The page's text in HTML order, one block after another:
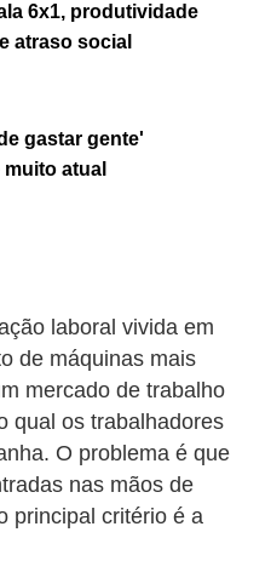
6x1, produtividade
atraso social
gastar gente'
atual
laboral vivida em
de máquinas mais
mercado de trabalho
qual os trabalhadores
O problema é que
nas mãos de
principal critério é a